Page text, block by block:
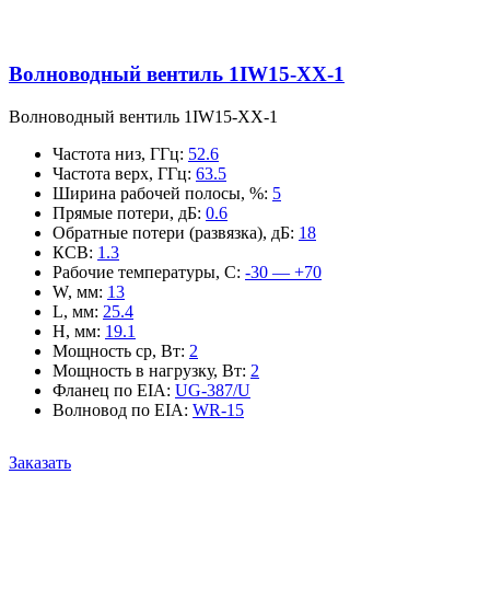
Волноводный вентиль 1IW15-XX-1
Волноводный вентиль 1IW15-XX-1
Частота низ, ГГц: 52.6
Частота верх, ГГц: 63.5
Ширина рабочей полосы, %: 5
Прямые потери, дБ: 0.6
Обратные потери (развязка), дБ: 18
КСВ: 1.3
Рабочие температуры, С: -30 — +70
W, мм: 13
L, мм: 25.4
H, мм: 19.1
Мощность ср, Вт: 2
Мощность в нагрузку, Вт: 2
Фланец по EIA: UG-387/U
Волновод по EIA: WR-15
Заказать